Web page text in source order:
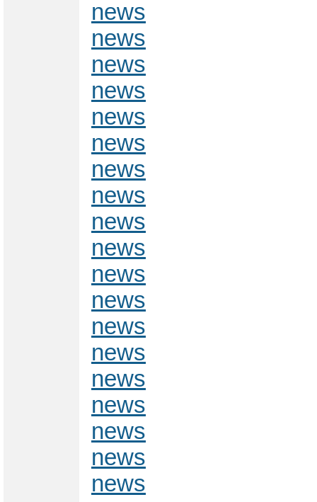
news
news
news
news
news
news
news
news
news
news
news
news
news
news
news
news
news
news
news